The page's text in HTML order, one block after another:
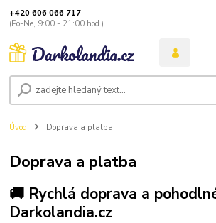
+420 606 066 717
(Po-Ne, 9:00 - 21:00 hod.)
Úvod Doprava a platba
Doprava a platba
🚚 Rychlá doprava a
Darkolandia.cz